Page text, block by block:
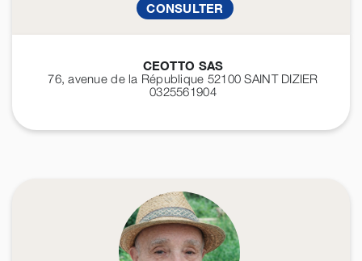
CONSULTER
CEOTTO SAS
76, avenue de la République 52100SAINT DIZIER
0325561904